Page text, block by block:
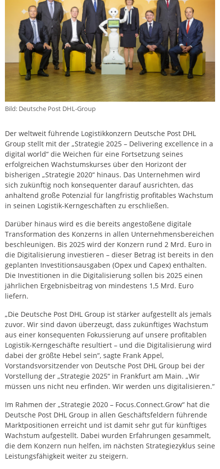
Bild: Deutsche Post DHL-Group
Der weltweit führende Logistikkonzern Deutsche Post DHL
Group stellt mit der „Strategie 2025 – Delivering excellence in a
digital world“ die Weichen für eine Fortsetzung seines
erfolgreichen Wachstumskurses über den Horizont der
bisherigen „Strategie 2020“ hinaus. Das Unternehmen wird
sich zukünftig noch konsequenter darauf ausrichten, das
anhaltend große Potenzial für langfristig profitables Wachstum
in seinen Logistik-Kerngeschäften zu erschließen.
Darüber hinaus wird es die bereits angestoßene digitale
Transformation des Konzerns in allen Unternehmensbereichen
beschleunigen. Bis 2025 wird der Konzern rund 2 Mrd. Euro in
die Digitalisierung investieren – dieser Betrag ist bereits in den
geplanten Investitionsausgaben (Opex und Capex) enthalten.
Die Investitionen in die Digitalisierung sollen bis 2025 einen
jährlichen Ergebnisbeitrag von mindestens 1,5 Mrd. Euro
liefern.
„Die Deutsche Post DHL Group ist stärker aufgestellt als jemals
zuvor. Wir sind davon überzeugt, dass zukünftiges Wachstum
aus einer konsequenten Fokussierung auf unsere profitablen
Logistik-Kerngeschäfte resultiert – und die Digitalisierung wird
dabei der größte Hebel sein“, sagte Frank Appel,
Vorstandsvorsitzender von Deutsche Post DHL Group bei der
Vorstellung der „Strategie 2025“ in Frankfurt am Main. „Wir
müssen uns nicht neu erfinden. Wir werden uns digitalisieren.“
Im Rahmen der „Strategie 2020 – Focus.Connect.Grow“ hat die
Deutsche Post DHL Group in allen Geschäftsfeldern führende
Marktpositionen erreicht und ist damit sehr gut für künftiges
Wachstum aufgestellt. Dabei wurden Erfahrungen gesammelt,
die dem Konzern nun helfen, im nächsten Strategiezyklus seine
Leistungsfähigkeit weiter zu steigern.